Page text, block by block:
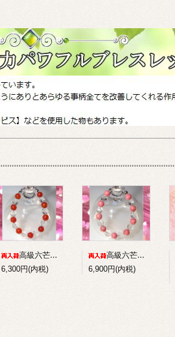
高級六芒星水晶+赤メノウのコンビブレスレット
6,300円(内税)
高級六芒星水晶+ロードナイトのコンビブレスレット
6,900円(内税)